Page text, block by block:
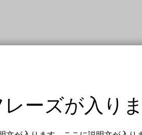
ーズが入りま